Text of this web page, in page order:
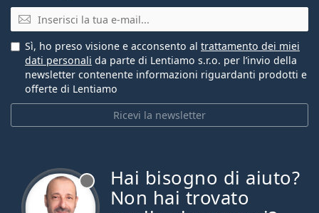
E-mail
Ricevi la newsletter
Sì, ho preso visione e acconsento al trattamento dei miei
dati personali da parte di Lentiamo s.r.o. per l’invio della
newsletter contenente informazioni riguardanti prodotti e
offerte di Lentiamo
Hai bisogno di aiuto?
Non hai trovato